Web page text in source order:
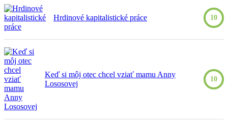
Hrdinové kapitalistické práce 10
Keď si môj otec chcel vziať mamu Anny
Lososovej
10